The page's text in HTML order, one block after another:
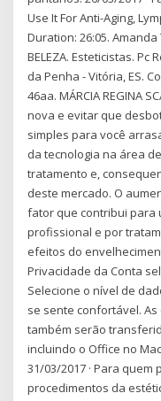
Use It For Anti-Aging,
Duration: 26:05. Amanda
BELEZA. Esteticistas. Pc
da Penha - Vitória, ES.
46aa. MÁRCIA REGINA
nova e evitar que
simples para você
da tecnologia na área
tratamento e,
deste mercado. O
fator que contribui para
profissional e por
efeitos do
Privacidade da Conta
Selecione o nível de
se sente confortável.
também serão
incluindo o Office no
31/03/2017 · Para
procedimentos da